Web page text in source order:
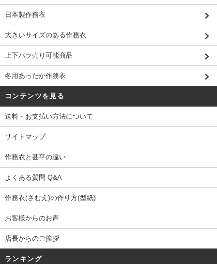
日本製作務衣
大きいサイズのある作務衣
上下バラ売り可能商品
冬用あったか作務衣
コンテンツを見る
送料・お支払い方法について
サイトマップ
作務衣と甚平の違い
よくある質問 Q&A
作務衣(さむえ)の作り方(型紙)
お客様からのお声
店長からのご挨拶
ランキング